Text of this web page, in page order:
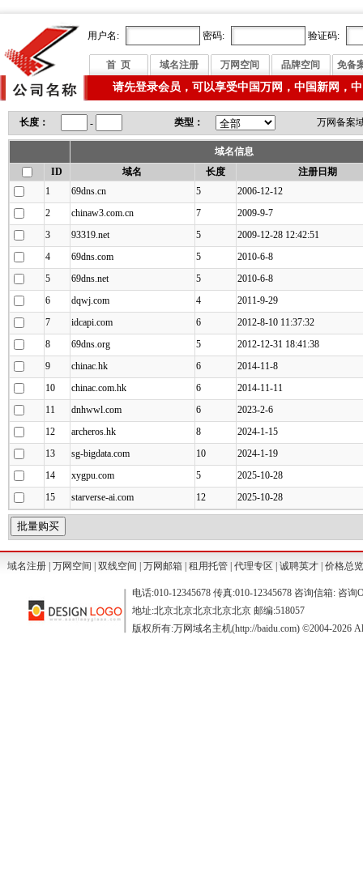
用户名: 密码: 验证码:
首 页 域名注册 万网空间 品牌空间 免备
请先登录会员，可以享受中国万网，中国新网，
长度： - 类型： 万网备案
域名信息
ID
域名 长度
注册日期
1
69dns.cn 5
2006-12-12
2
chinaw3.com.cn 7
2009-9-7
3
93319.net 5
2009-12-28 12:42:51
4
69dns.com 5
2010-6-8
5
69dns.net 5
2010-6-8
6
dqwj.com 4
2011-9-29
7
idcapi.com 6
2012-8-10 11:37:32
8
69dns.org 5
2012-12-31 18:41:38
9
chinac.hk 6
2014-11-8
10
chinac.com.hk 6
2014-11-11
11
dnhwwl.com 6
2023-2-6
12
archeros.hk 8
2024-1-15
13
sg-bigdata.com 10
2024-1-19
14
xygpu.com 5
2025-10-28
15
starverse-ai.com 12 2025-10-28
域名注册 万网空间 双线空间 万网邮箱 租用托管 代理专区 诚聘英才 价格总览
电话:010-12345678 传真:010-12345678 咨询信箱: 咨
地址:北京北京北京北京北京 邮编:518057
版权所有:万网域名主机(http://baidu.com) ©2004-2026